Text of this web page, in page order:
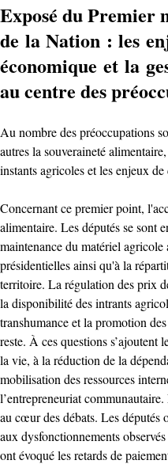
Exposé du Premier
de la Nation : les
économique et la
au centre des
Au nombre des préoccupations
autres la souveraineté
instants agricoles et les enjeux
Concernant ce premier point,
alimentaire. Les députés se sont
maintenance du matériel
présidentielles ainsi qu'à la
territoire. La régulation des prix
la disponibilité des intrants
transhumance et la promotion
reste. ‎À ces questions s’ajoutent
la vie, à la réduction de la
mobilisation des ressources
l’entrepreneuriat
au cœur des débats. Les députés
aux dysfonctionnements
ont évoqué les retards de